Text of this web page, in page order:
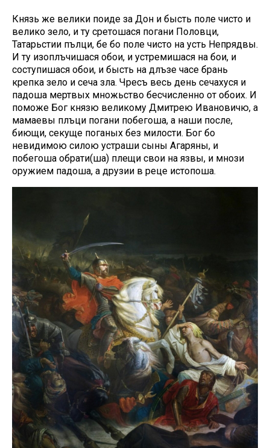
Князь же велики поиде за Дон и бысть поле чисто и
велико зело, и ту сретошася погани Половци,
Татарьстии пълци, бе бо поле чисто на усть Непрядвы.
И ту изоплъчишася обои, и устремишася на бои, и
соступишася обои, и бысть на длъзе часе брань
крепка зело и сеча зла. Чресъ весь день сечахуся и
падоша мертвых множьство бесчисленно от обоих. И
поможе Бог князю великому Дмитрею Ивановичю, а
мамаевы плъци погани побегоша, а наши после,
биющи, секуще поганых без милости. Бог бо
невидимою силою устраши сыны Агаряны, и
побегоша обрати(ша) плещи свои на язвы, и мнози
оружием падоша, а друзии в реце истопоша.